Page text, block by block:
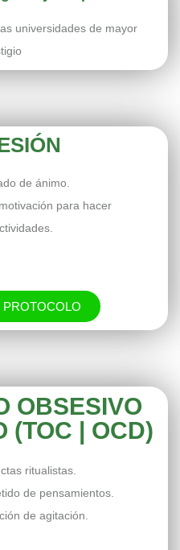
universidades de mayor
de ánimo.
para hacer
PROTOCOLO
OBSESIVO
(TOC | OCD)
ritualistas.
de pensamientos.
de agitación.